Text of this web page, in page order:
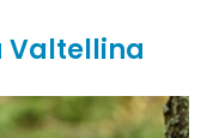
Valtellina